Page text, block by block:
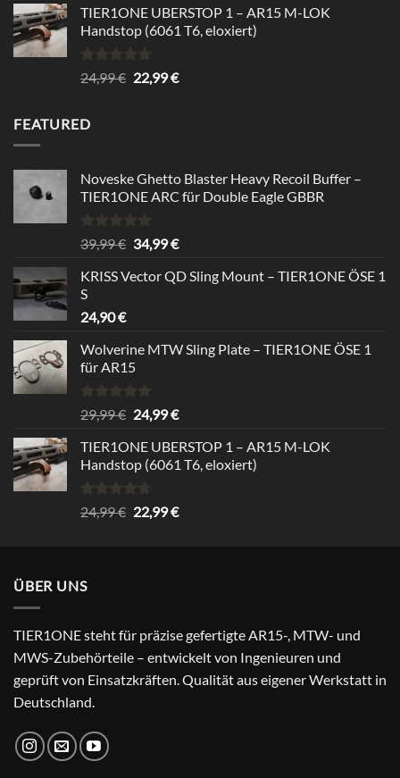
TIER1ONE UBERSTOP 1 – AR15 M-LOK
Handstop (6061 T6, eloxiert)
Rated4.67
out of 5
24,99€ Original
22,99€Current
FEATURED
Noveske Ghetto Blaster Heavy Recoil Buffer –
TIER1ONE ARC für Double Eagle GBBR
Rated5.00
out of 5
39,99€ Original
was:
34,99€Current
is:
KRISS Vector QD Sling Mount – TIER1ONE ÖSE 1
S
24,90€
Wolverine MTW Sling Plate – TIER1ONE ÖSE 1
für AR15
Rated5.00
out of 5
29,99€ Original
was:
29,99 €.
24,99€Current
is:
24,99 €.
TIER1ONE UBERSTOP 1 – AR15 M-LOK
Handstop (6061 T6, eloxiert)
Rated4.67
out of 5
24,99€ Original
22,99€Current
ÜBER UNS
TIER1ONE steht für präzise gefertigte AR15-, MTW- und
MWS-Zubehörteile – entwickelt von Ingenieuren und
geprüft von Einsatzkräften. Qualität aus eigener Werkstatt in
Deutschland.